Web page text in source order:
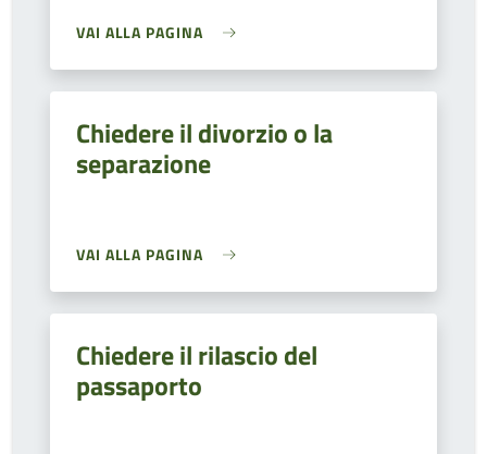
VAI ALLA PAGINA
Chiedere il divorzio o la
separazione
VAI ALLA PAGINA
Chiedere il rilascio del
passaporto